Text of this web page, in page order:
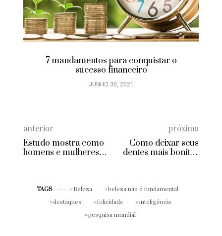
7 mandamentos para conquistar o
sucesso financeiro
JUNHO 30, 2021
anterior
Estudo mostra como
homens e mulheres
eles!)
próximo
Como deixar seus
dentes mais bonitos
TAGS Beleza
beleza não é fundamental
destaques
felicidade
inteligência
pesquisa mundial